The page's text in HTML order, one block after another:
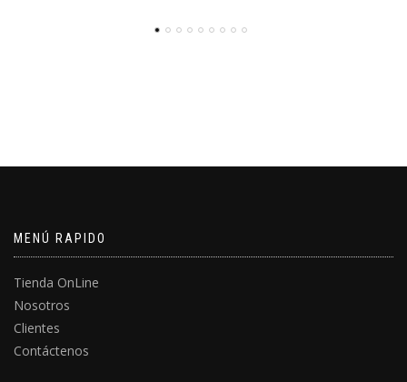
MENÚ RAPIDO
Tienda OnLine
Nosotros
Clientes
Contáctenos